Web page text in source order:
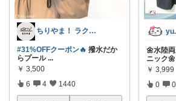
ちりやま！ ラク×便利グッズ🫧
#31%OFFクーポン🔥 撥水だか
らプール ...
￥ 3,500
6 4 1440
🌼水陸
ニック
￥ 3,999
0 0